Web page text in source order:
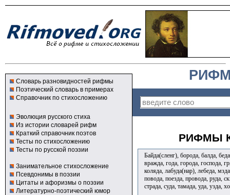
Словарь разновидностей рифмы
Поэтический словарь в примерах
Справочник по стихосложению
Эволюция русского стиха
Из истории словарей рифм
Краткий справочник поэтов
Тесты по стихосложению
Тесты по русской поэзии
Занимательное стихосложение
Псевдонимы в поэзии
Цитаты и афоризмы о поэзии
Литературно-поэтический юмор
РИФМЫ
Байда(сленг), борода, балда,
вражда, года, города, господа,
коляда, лабуда(нар), лебеда,
повода, поезда, провода, руда,
страда, суда, тамада, уда, узда,